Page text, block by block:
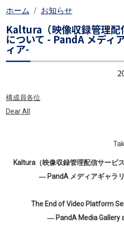
ホーム お知らせ
Kaltura（映像収録管理配
について - PandA メディ
ィア-
構成員各位
Dear All
Kaltura（映像収録管理配信サービ
― PandA メディアギャラ
The End of Video Platform
― PandA Media Gallery